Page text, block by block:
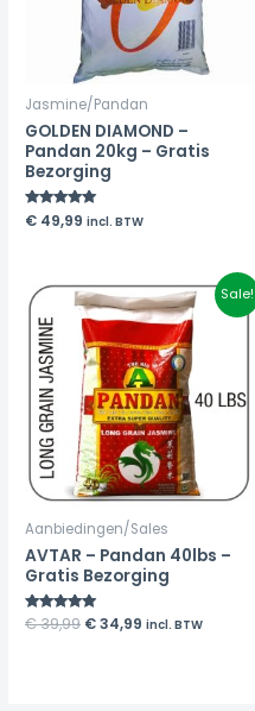
Jasmine/Pandan
GOLDEN DIAMOND –
Pandan 20kg – Gratis
Bezorging
Rated
5.00
€ 49,99 incl. BTW
Sale!
Aanbiedingen/Sales
AVTAR – Pandan 40lbs –
Gratis Bezorging
Rated
4.89
€39,99
Original
price
was:
€ 39,99.
€34,99
Current
price
is:
€ 34,99.
incl. BTW